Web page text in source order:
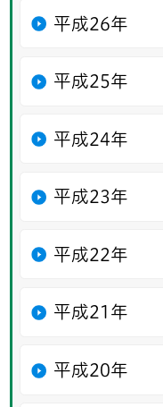
平成26年
平成25年
平成24年
平成23年
平成22年
平成21年
平成20年